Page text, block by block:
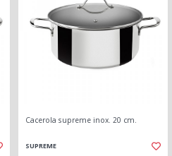
Cacerola supreme inox. 20 cm.
SUPREME